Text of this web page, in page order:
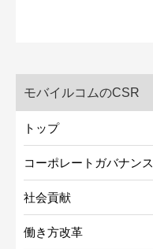
モバイルコムのCSR
トップ
コーポレートガバナンス
社会貢献
働き方改革